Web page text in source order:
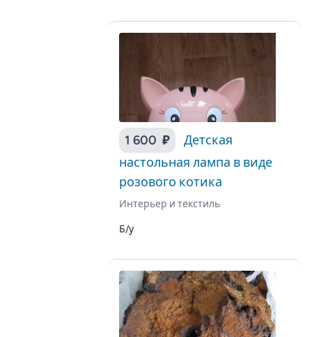
1 600 ₽
Детская
настольная лампа в виде
розового котика
Интерьер и текстиль
Б/у